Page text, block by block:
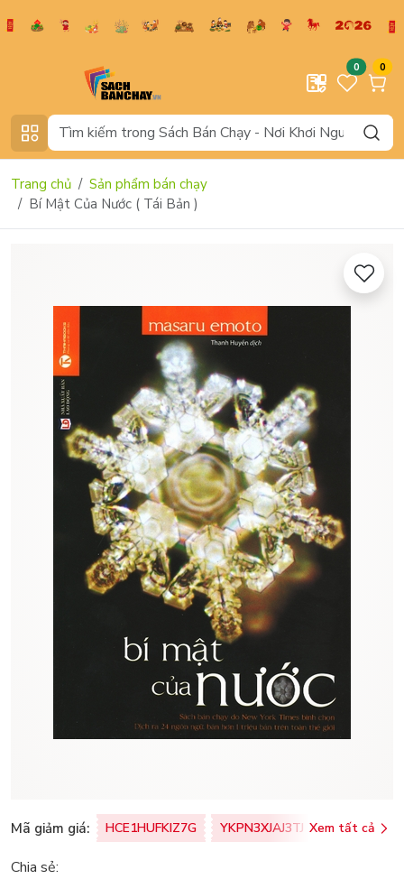
0 0
Trang chủ
Sản phẩm bán chạy
Bí Mật Của Nước ( Tái Bản )
Mã giảm giá: HCE1HUFKIZ7G YKPN3XJAJ3TJ Xem tất cả
Chia sẻ: